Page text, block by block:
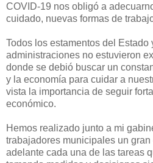
COVID-19 nos obligó a
cuidado, nuevas formas de
Todos los estamentos del Estado
administraciones no estuvieron
donde se debió buscar un
y la economía para cuidar a
vista la importancia de seguir
económico.
Hemos realizado junto a mi
trabajadores municipales un
adelante cada una de las tareas